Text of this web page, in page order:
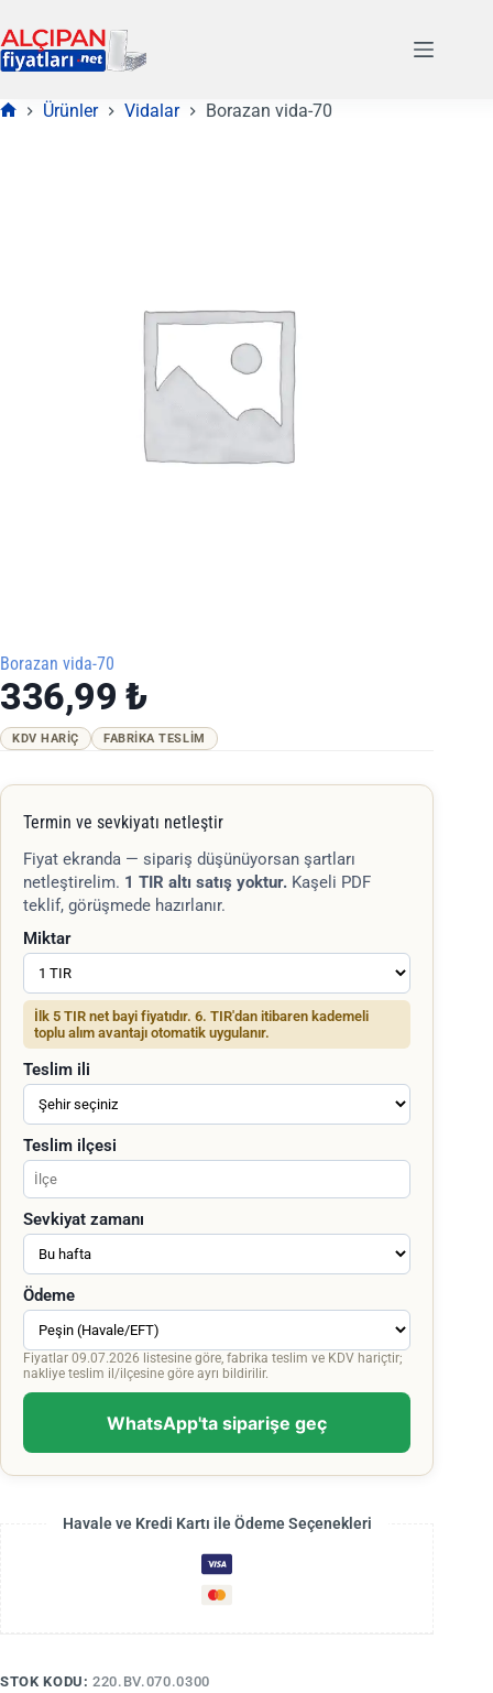
to
content
Ürünler Vidalar Borazan vida-70
Borazan vida-70
336,99 ₺
KDV HARIÇ FABRIKA TESLIM
Termin ve sevkiyatı netleştir
Fiyat ekranda — sipariş düşünüyorsan şartları
netleştirelim. 1 TIR altı satış yoktur. Kaşeli PDF
teklif, görüşmede hazırlanır.
Miktar
İlk 5 TIR net bayi fiyatıdır. 6. TIR'dan itibaren kademeli
toplu alım avantajı otomatik uygulanır.
Teslim ili
Teslim ilçesi
Sevkiyat zamanı
Ödeme
Fiyatlar 09.07.2026 listesine göre, fabrika teslim ve KDV hariçtir;
nakliye teslim il/ilçesine göre ayrı bildirilir.
WhatsApp'ta siparişe geç
Havale ve Kredi Kartı ile Ödeme Seçenekleri
STOK KODU:220.BV.070.0300